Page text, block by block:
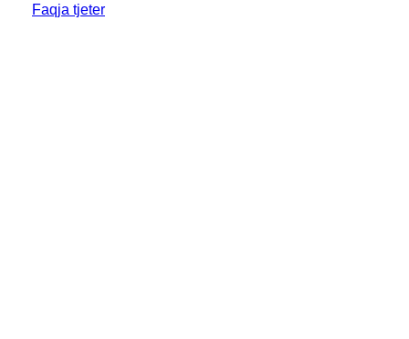
Faqja tjeter